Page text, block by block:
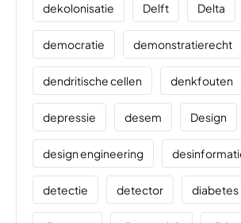
dekolonisatie Delft Delta
democratie demonstratierecht
dendritische cellen denkfouten
depressie desem Design
design engineering
detectie detector diabetes